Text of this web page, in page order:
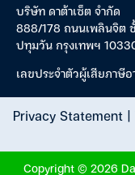
บริษัท ดาต้าเซ็ต จำกัด
888/178 ถนนเพลินจิต
ปทุมวัน กรุงเทพฯ
เลขประจำตัวผู้เสียภาษี
Privacy Statement|
Copyright © 2026